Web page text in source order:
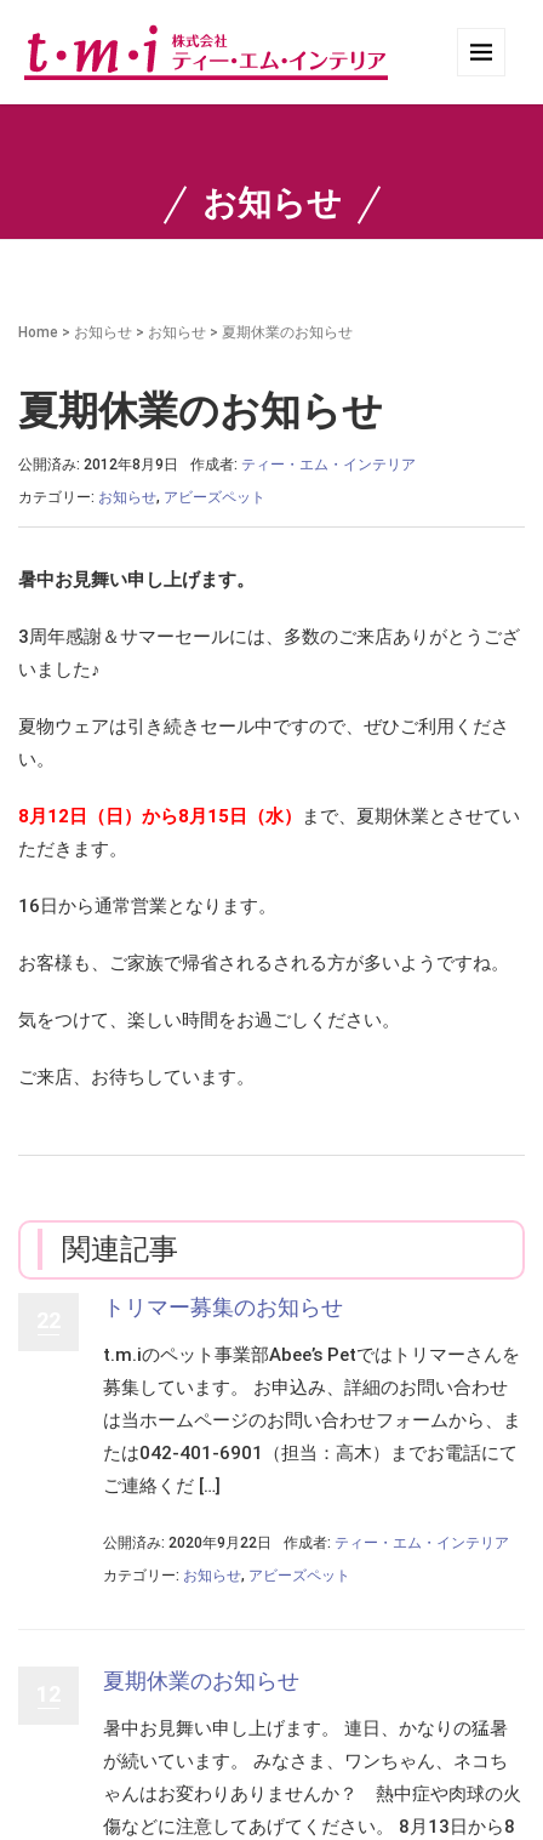
お知らせ
Home > お知らせ > お知らせ > 夏期休業のお知らせ
夏期休業のお知らせ
公開済み: 2012年8月9日 作成者: ティー・エム・インテリア
カテゴリー: お知らせ, アビーズペット
暑中お見舞い申し上げます。
3周年感謝＆サマーセールには、多数のご来店ありがとうござ
いました♪
夏物ウェアは引き続きセール中ですので、ぜひご利用くださ
い。
8月12日（日）から8月15日（水）
まで、夏期休業とさせてい
ただきます。
16日から通常営業となります。
お客様も、ご家族で帰省されるされる方が多いようですね。
気をつけて、楽しい時間をお過ごしください。
ご来店、お待ちしています。
関連記事
トリマー募集のお知らせ
t.m.iのペット事業部Abee’s Petではトリマーさんを
募集しています。 お申込み、詳細のお問い合わせ
は当ホームページのお問い合わせフォームから、ま
たは042-401-6901（担当：高木）までお電話にて
ご連絡くだ […]
公開済み: 2020年9月22日 作成者: ティー・エム・インテリア
カテゴリー: お知らせ, アビーズペット
夏期休業のお知らせ
暑中お見舞い申し上げます。 連日、かなりの猛暑
が続いています。 みなさま、ワンちゃん、ネコち
ゃんはお変わりありませんか？ 熱中症や肉球の火
傷などに注意してあげてください。 8月13日から8